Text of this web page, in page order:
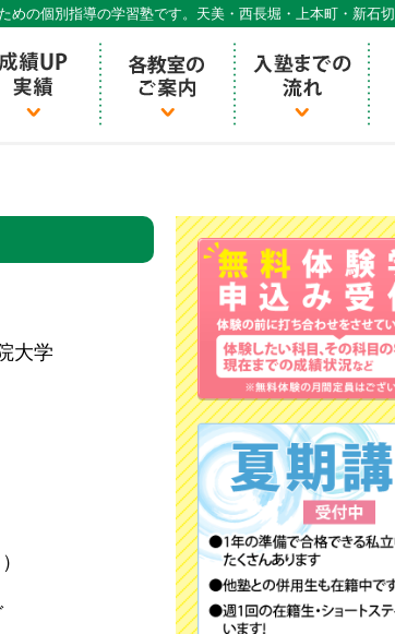
の個別指導の学習塾です。天美・西長堀・上本町・新石切
大学